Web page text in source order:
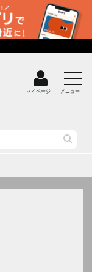
マイページ メニュー